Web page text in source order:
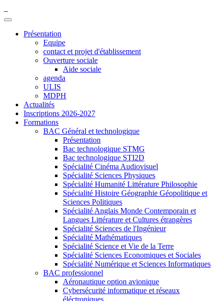
Présentation
Equipe
contact et projet d'établissement
Ouverture sociale
Aide sociale
agenda
ULIS
MDPH
Actualités
Inscriptions 2026-2027
Formations
BAC Général et technologique
Présentation
Bac technologique STMG
Bac technologique STI2D
Spécialité Cinéma Audiovisuel
Spécialité Sciences Physiques
Spécialité Humanité Littérature Philosophie
Spécialité Histoire Géographie Géopolitique et
Sciences Politiques
Spécialité Anglais Monde Contemporain et
Langues Littérature et Cultures étrangères
Spécialité Sciences de l'Ingénieur
Spécialité Mathématiques
Spécialité Science et Vie de la Terre
Spécialité Sciences Economiques et Sociales
Spécialité Numérique et Sciences Informatiques
BAC professionnel
Aéronautique option avionique
Cybersécurité informatique et réseaux
éléctroniques